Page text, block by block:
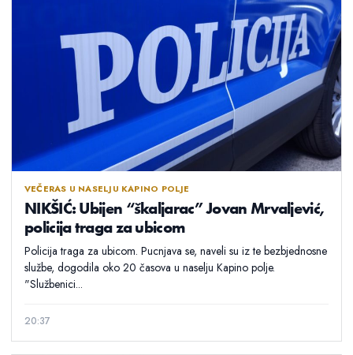
VEČERAS U NASELJU KAPINO POLJE
NIKŠIĆ: Ubijen “škaljarac” Jovan Mrvaljević,
policija traga za ubicom
Policija traga za ubicom. Pucnjava se, naveli su iz te bezbjednosne
službe, dogodila oko 20 časova u naselju Kapino polje.
"Službenici...
20:37